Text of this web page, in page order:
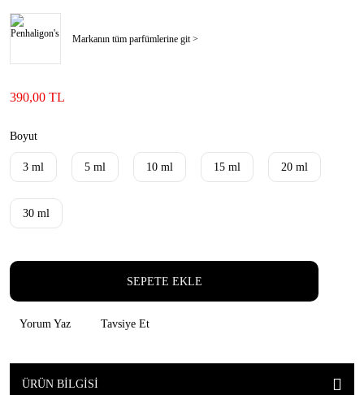
Markanın tüm parfümlerine git >
390,00 TL
Boyut
3 ml 5 ml 10 ml 15 ml 20 ml
30 ml
SEPETE EKLE
Yorum Yaz Tavsiye Et
ÜRÜN BILGISI